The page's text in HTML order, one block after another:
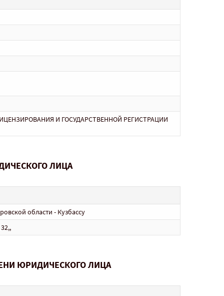
И ГОСУДАРСТВЕННОЙ РЕГИСТРАЦИИ
ЛИЦА
области - Кузбассу
ЮРИДИЧЕСКОГО ЛИЦА